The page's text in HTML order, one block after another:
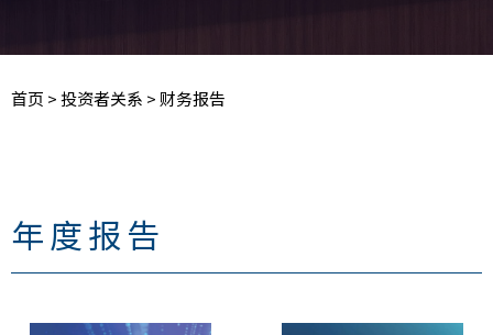
首页 >投资者关系 > 财务报告
年度报告